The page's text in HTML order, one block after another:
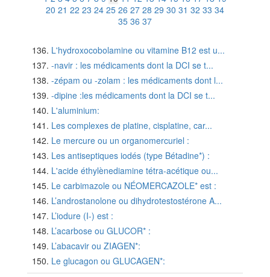
20 21 22 23 24 25 26 27 28 29 30 31 32 33 34
35 36 37
L'hydroxocobolamine ou vitamine B12 est u...
-navir : les médicaments dont la DCI se t...
-zépam ou -zolam : les médicaments dont l...
-dipine :les médicaments dont la DCI se t...
L'aluminium:
Les complexes de platine, cisplatine, car...
Le mercure ou un organomercuriel :
Les antiseptiques iodés (type Bétadine*) :
L'acide éthylènediamine tétra-acétique ou...
Le carbimazole ou NÉOMERCAZOLE* est :
L’androstanolone ou dihydrotestostérone A...
L’iodure (I-) est :
L’acarbose ou GLUCOR* :
L’abacavir ou ZIAGEN*:
Le glucagon ou GLUCAGEN*: